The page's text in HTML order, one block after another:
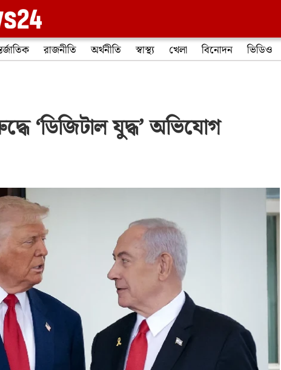
রাজনীতি অর্থনীতি স্বাস্থ্য খেলা বিনোদন ভিডিও
‘ডিজিটাল যুদ্ধ’ অভিযোগ